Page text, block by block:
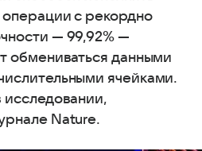
с рекордно
— 99,92% —
обмениваться данными
ячейками.
исследовании,
Nature.